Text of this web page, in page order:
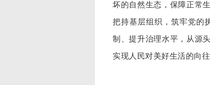
坏的自然生态，保障正常
把持基层组织，筑牢党的
制、提升治理水平，从源
实现人民对美好生活的向